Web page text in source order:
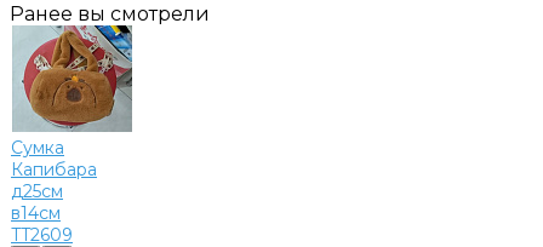
Ранее вы смотрели
Сумка
Капибара
д25см
в14см
TT2609